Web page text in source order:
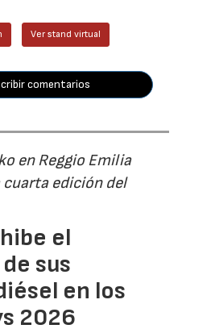
Ver stand virtual
comentarios
en Reggio Emilia
cuarta edición del
el
sus
en los
2026